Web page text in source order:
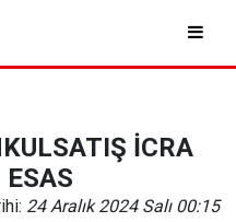
İCRA
24 Aralık 2024 Salı 00:15